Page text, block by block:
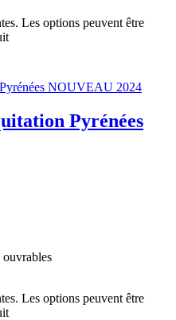
Les options peuvent être
Pyrénées
Les options peuvent être